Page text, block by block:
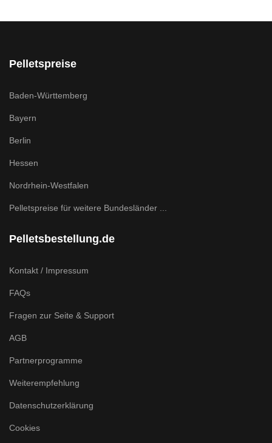
Pelletspreise
Baden-Württemberg
Bayern
Berlin
Hessen
Nordrhein-Westfalen
Pelletspreise für weitere Bundesländer ...
Pelletsbestellung.de
Kontakt / Impressum
FAQs
Fragen zur Seite & Support
AGB
Partnerprogramme
Weiterempfehlung
Datenschutzerklärung
Cookies